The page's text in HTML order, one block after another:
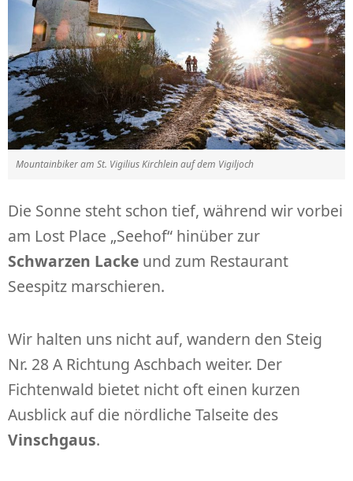
Mountainbiker am St. Vigilius Kirchlein auf dem Vigiljoch
Die Sonne steht schon tief, während wir vorbei
am Lost Place „Seehof“ hinüber zur
Schwarzen Lacke und zum Restaurant
Seespitz marschieren.
Wir halten uns nicht auf, wandern den Steig
Nr. 28 A Richtung Aschbach weiter. Der
Fichtenwald bietet nicht oft einen kurzen
Ausblick auf die nördliche Talseite des
Vinschgaus.